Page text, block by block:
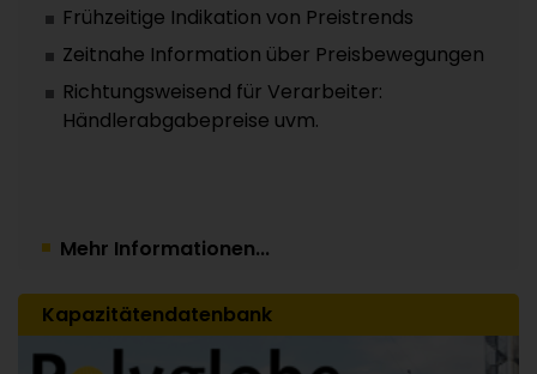
Frühzeitige Indikation von Preistrends
Zeitnahe Information über Preisbewegungen
Richtungsweisend für Verarbeiter:
Händlerabgabepreise uvm.
Mehr Informationen...
Kapazitätendatenbank